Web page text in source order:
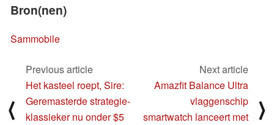
Bron(nen)
Sammobile
⟨
Previous article
Het kasteel roept, Sire:
Geremasterde strategie-
klassieker nu onder $5
Next article
Amazfit Balance Ultra
vlaggenschip
smartwatch lanceert met
⟩